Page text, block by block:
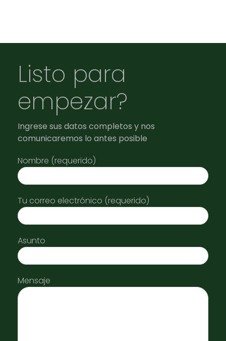
Listo para
empezar?
Ingrese sus datos completos y nos
comunicaremos lo antes posible
Nombre (requerido)
Tu correo electrónico (requerido)
Asunto
Mensaje